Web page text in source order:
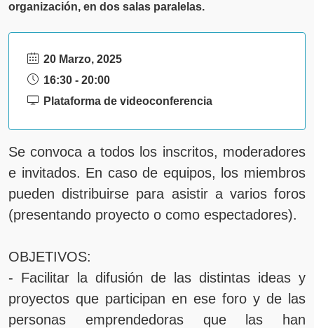
organización, en dos salas paralelas.
20 Marzo, 2025
16:30 - 20:00
Plataforma de videoconferencia
Se convoca a todos los inscritos, moderadores
e invitados. En caso de equipos, los miembros
pueden distribuirse para asistir a varios foros
(presentando proyecto o como espectadores).
OBJETIVOS:
- Facilitar la difusión de las distintas ideas y
proyectos que participan en ese foro y de las
personas emprendedoras que las han